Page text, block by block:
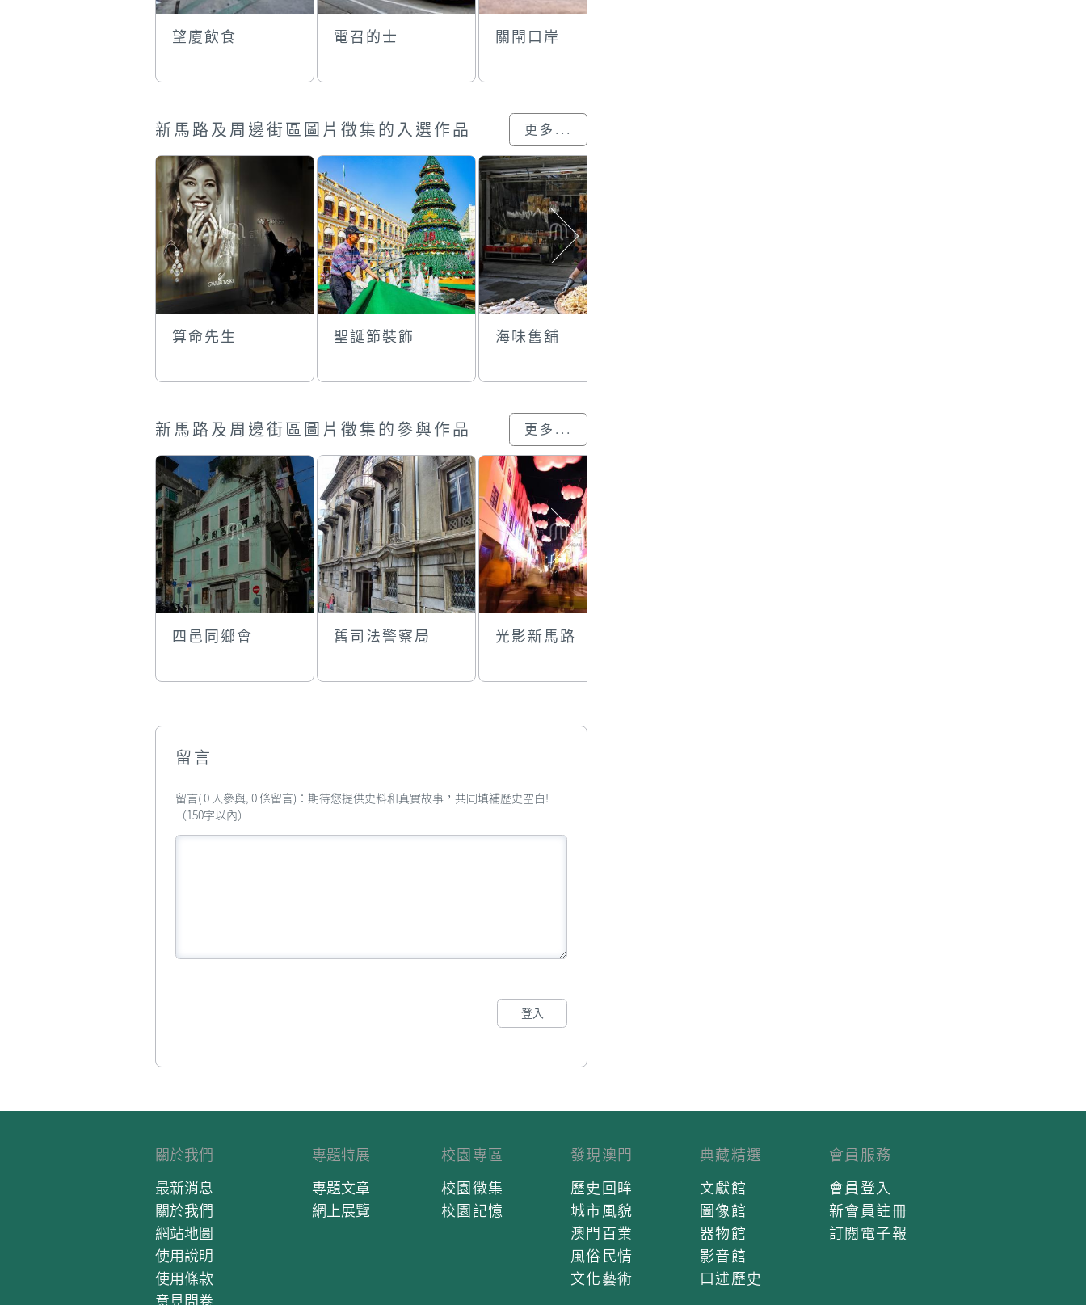
望廈飲食 電召的士 關閘口岸
新馬路及周邊街區圖片徵集的入選作品 更多...
算命先生 聖誕節裝飾 海味舊舖
新馬路及周邊街區圖片徵集的參與作品 更多...
四邑同鄉會 舊司法警察局 光影新馬路
留言
留言( 0 人參與, 0 條留言)：期待您提供史料和真實故事，共同填補歷史空白!
（150字以內）
登入
關於我們
最新消息
關於我們
網站地圖
使用說明
使用條款
意見問卷
專題特展
專題文章
網上展覽
校園專區
校園徵集
校園記憶
發現澳門
歷史回眸
城市風貌
澳門百業
風俗民情
文化藝術
典藏精選
文獻館
圖像館
器物館
影音館
口述歷史
會員服務
會員登入
新會員註冊
訂閱電子報